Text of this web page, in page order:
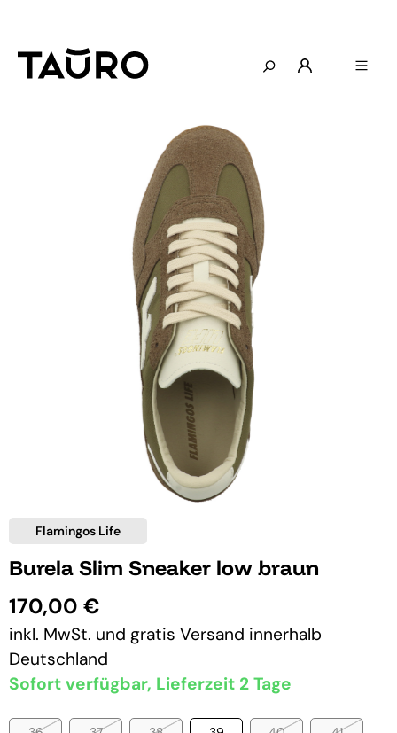
Flamingos Life
Burela Slim Sneaker low braun
170,00 €
inkl. MwSt. und gratis Versand innerhalb
Deutschland
Sofort verfügbar, Lieferzeit 2 Tage